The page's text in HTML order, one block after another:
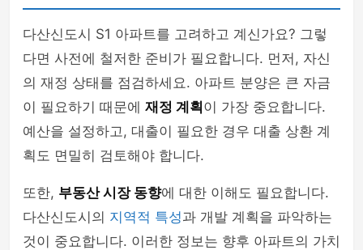
다산신도시 S1 아파트를 고려하고 계신가요? 그렇
다면 사전에 철저한 준비가 필요합니다. 먼저, 자신
의 재정 상태를 점검하세요. 아파트 분양은 큰 자금
이 필요하기 때문에 재정 계획 이 가장 중요합니다.
예산을 설정하고, 대출이 필요한 경우 대출 상환 계
획도 면밀히 검토해야 합니다.
또한, 부동산 시장 동향에 대한 이해도 필요합니다.
다산신도시의 지역적 특성과 개발 계획을 파악하는
것이 중요합니다. 이러한 정보는 향후 아파트의 가치